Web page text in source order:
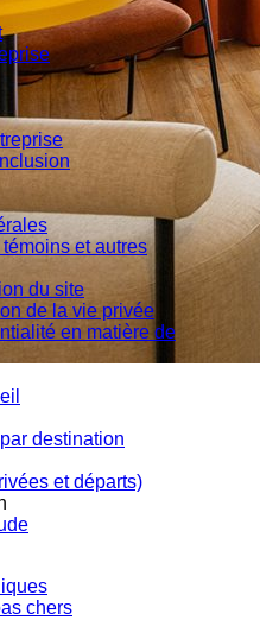
et autres
du site
de la vie privée
en matière de
destination
et départs)
chers